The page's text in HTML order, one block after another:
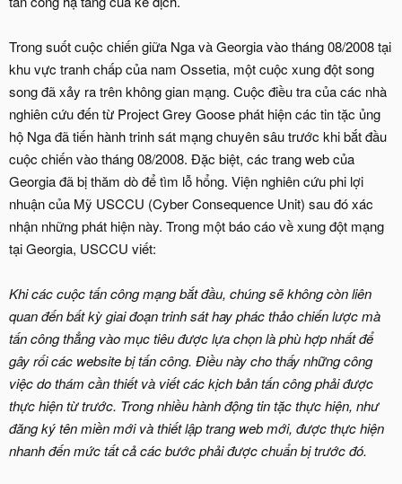
Trong suốt cuộc chiến giữa Nga và Georgia vào tháng 08/2008 tại
khu vực tranh chấp của nam Ossetia, một cuộc xung đột song
song đã xảy ra trên không gian mạng. Cuộc điều tra của các nhà
nghiên cứu đến từ Project Grey Goose phát hiện các tin tặc ủng
hộ Nga đã tiến hành trinh sát mạng chuyên sâu trước khi bắt đầu
cuộc chiến vào tháng 08/2008. Đặc biệt, các trang web của
Georgia đã bị thăm dò để tìm lỗ hổng. Viện nghiên cứu phi lợi
nhuận của Mỹ USCCU (Cyber Consequence Unit) sau đó xác
nhận những phát hiện này. Trong một báo cáo về xung đột mạng
tại Georgia, USCCU viết:
Khi các cuộc tấn công mạng bắt đầu, chúng sẽ không còn liên
quan đến bất kỳ giai đoạn trinh sát hay phác thảo chiến lược mà
tấn công thẳng vào mục tiêu được lựa chọn là phù hợp nhất để
gây rối các website bị tấn công. Điều này cho thấy những công
việc do thám cần thiết và viết các kịch bản tấn công phải được
thực hiện từ trước. Trong nhiều hành động tin tặc thực hiện, như
đăng ký tên miền mới và thiết lập trang web mới, được thực hiện
nhanh đến mức tất cả các bước phải được chuẩn bị trước đó.